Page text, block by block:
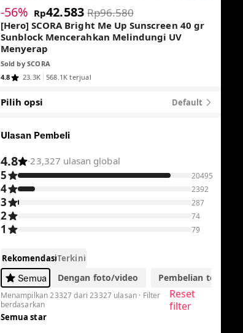
-56% Rp42.583Rp96.580
[Hero] SCORA Bright Me Up Sunscreen 40 gr
Sunblock Mencerahkan Melindungi UV
Menyerap
Sold bySCORA
4.8
23.3K 568.1K terjual
Pilih opsi Default
Ulasan Pembeli
4.8 ·23,327 ulasan global
5 20495
4 2392
3 287
2 74
1 79
RekomendasiTerkini
Semua
Dengan foto/video Pembelian
Menampilkan 23327 dari 23327 ulasan · Filter
berdasarkan
Reset
filter
Semua star